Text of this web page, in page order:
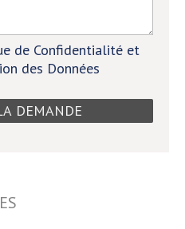
de Confidentialité et
des Données